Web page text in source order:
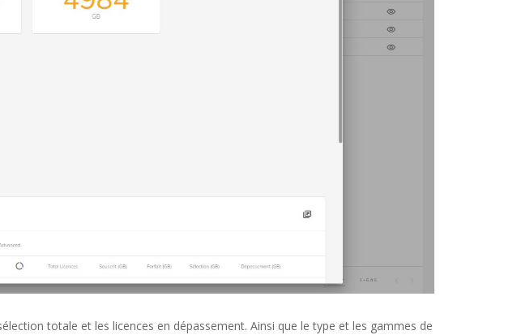
totale et les licences en dépassement. Ainsi que le type et les gammes de